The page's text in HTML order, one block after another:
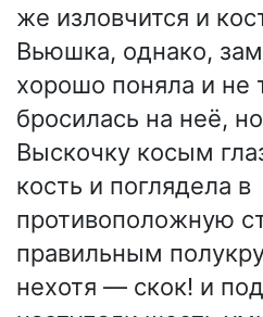
же изловчится и
Вьюшка, однако,
хорошо поняла и не
бросилась на неё,
Выскочку косым
кость и поглядела в
противоположную
правильным
нехотя — скок! и